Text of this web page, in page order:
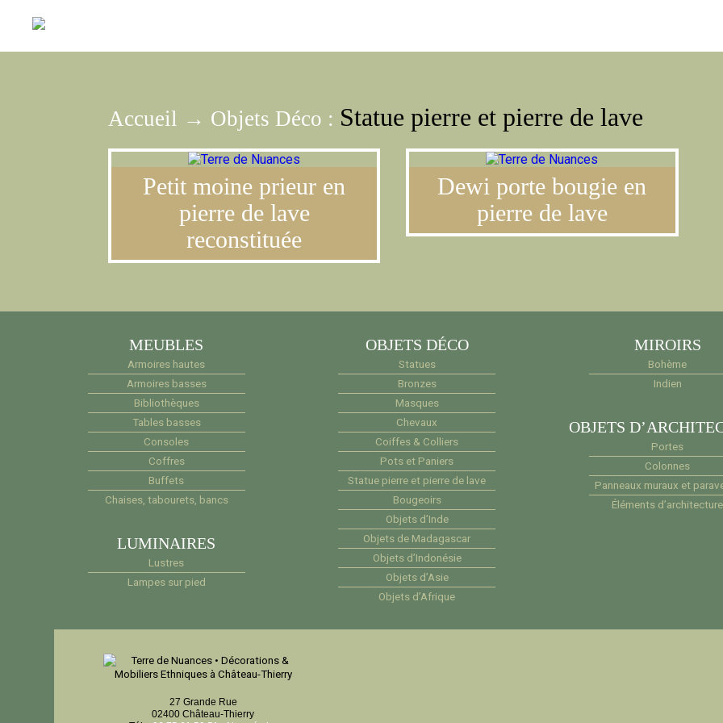
Accueil → Objets Déco : Statue pierre et pierre de lave
Petit moine prieur en
pierre de lave
reconstituée
Dewi porte bougie en
pierre de lave
MEUBLES
Armoires hautes
Armoires basses
Bibliothèques
Tables basses
Consoles
Coffres
Buffets
Chaises, tabourets, bancs
LUMINAIRES
Lustres
Lampes sur pied
OBJETS DÉCO
Statues
Bronzes
Masques
Chevaux
Coiffes & Colliers
Pots et Paniers
Statue pierre et pierre de lave
Bougeoirs
Objets d’Inde
Objets de Madagascar
Objets d’Indonésie
Objets d’Asie
Objets d’Afrique
MIROIRS
Bohème
Indien
OBJETS
Portes
Colonnes
Panneaux muraux et
Éléments d’architecture
27 Grande Rue
02400 Château-Thierry